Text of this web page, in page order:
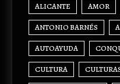
ALICANTE AMOR
ANTONIO BARNÉS
AUTOAYUDA
CULTURA